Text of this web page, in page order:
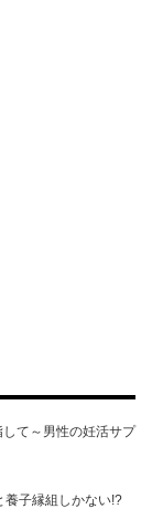
て～男性の妊活サプ
養子縁組しかない!?